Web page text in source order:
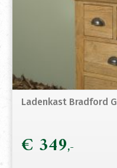
Ladenkast Bradford
€ 349